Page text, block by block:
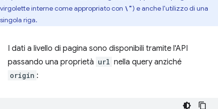
virgolette interne come appropriato con \") e anche l'utilizzo di una
singola riga.
I dati a livello di pagina sono disponibili tramite l'API
passando una proprietà url nella query anziché
origin :